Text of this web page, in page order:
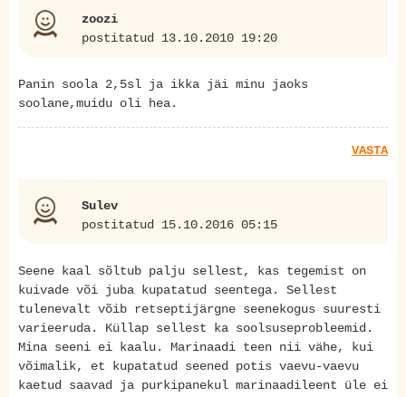
zoozi
postitatud 13.10.2010 19:20
Panin soola 2,5sl ja ikka jäi minu jaoks
soolane,muidu oli hea.
VASTA
Sulev
postitatud 15.10.2016 05:15
Seene kaal sõltub palju sellest, kas tegemist on
kuivade või juba kupatatud seentega. Sellest
tulenevalt võib retseptijärgne seenekogus suuresti
varieeruda. Küllap sellest ka soolsuseprobleemid.
Mina seeni ei kaalu. Marinaadi teen nii vähe, kui
võimalik, et kupatatud seened potis vaevu-vaevu
kaetud saavad ja purkipanekul marinaadileent üle ei